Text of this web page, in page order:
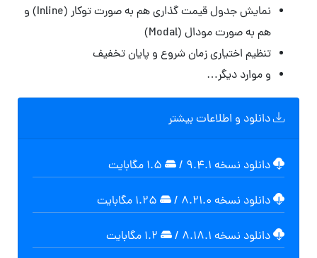
نمایش جدول قیمت گذاری هم به صورت توکار (Inline) و
هم به صورت مودال (Modal)
تنظیم اختیاری زمان شروع و پایان تخفیف
و موارد دیگر…
دانلود و اطلاعات بیشتر
دانلود نسخه ۹.۴.۱ /
دانلود نسخه ۸.۲۱.۰ /
دانلود نسخه ۸.۱۸.۱ /